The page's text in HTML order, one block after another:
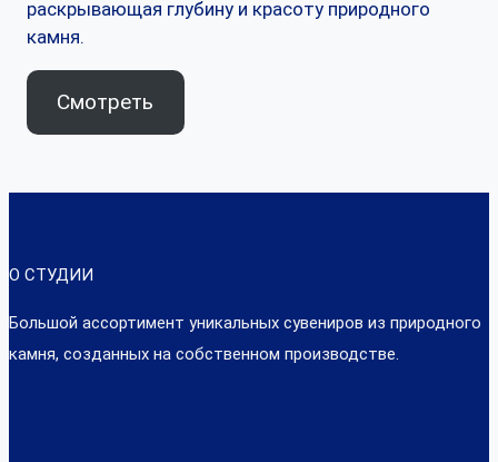
раскрывающая глубину и красоту природного
камня.
Смотреть
О СТУДИИ
Большой ассортимент уникальных сувениров из природного
камня, созданных на собственном производстве.